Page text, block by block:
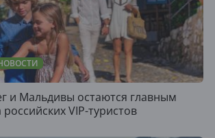
и Мальдивы остаются главным
VIP-туристов